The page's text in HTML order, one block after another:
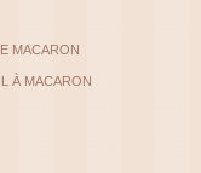
MACARON
À MACARON